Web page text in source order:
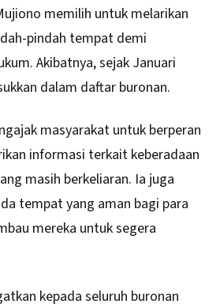
memilih untuk melarikan
pindah tempat demi
Akibatnya, sejak Januari
dalam daftar buronan.
masyarakat untuk berperan
informasi terkait keberadaan
masih berkeliaran. Ia juga
tempat yang aman bagi para
mereka untuk segera
kepada seluruh buronan